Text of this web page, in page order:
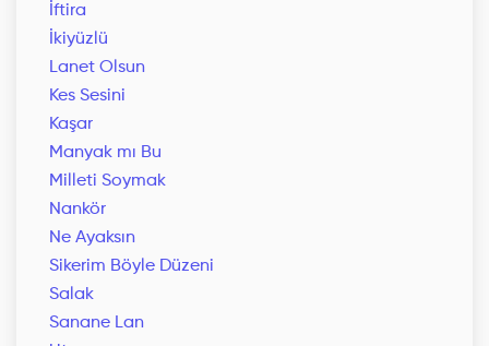
İftira
İkiyüzlü
Lanet Olsun
Kes Sesini
Kaşar
Manyak mı Bu
Milleti Soymak
Nankör
Ne Ayaksın
Sikerim Böyle Düzeni
Salak
Sanane Lan